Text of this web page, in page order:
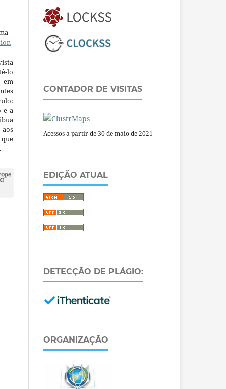
lo
em
e a
CONTADOR DE VISITAS
Acessos a partir de 30 de maio de 2021
EDIÇÃO ATUAL
DETECÇÃO DE PLÁGIO:
ORGANIZAÇÃO